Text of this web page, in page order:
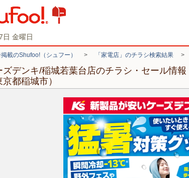
日 金曜日
載のShufoo!（シュフー） > 「家電店」のチラシ検索結果 >
ズデンキ/稲城若葉台店のチラシ・セール情報
京都稲城市）